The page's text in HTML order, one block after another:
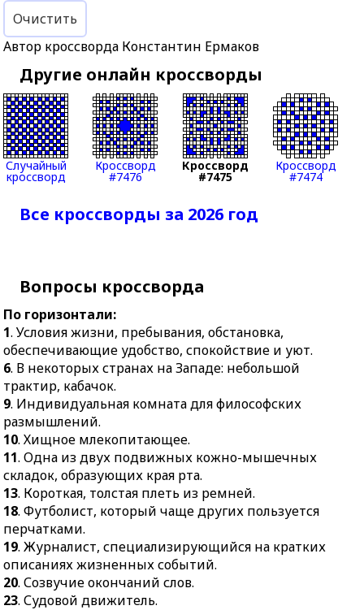
размышлений.
10.Хищное
млекопитающее.
11.Одна из двух
подвижных кожно-
мышечных складок,
образующих края рта.
13.Короткая, толстая
плеть из ремней.
чаще других пользуется
перчатками.
на кратких описаниях
жизненных событий.
20.Созвучие окончаний
слов.
23. Судовой движитель.
25.Живописное
изображение святых в
православии.
28.В старину: три
копейки.
29.Музыкальный
инструмент, род
кастаньет.
30.Выгода, польза.
31.Месяц шашлыков,
гроз и цветущих
прицепных машин,
7.Лицо,
непосредственно
голосующее на выборах
президента США.
8.Небольшой аэроплан с
двигателем малой
12.Выдумка с целью
14.Инертный газ без
15.Корабль, давший
громкий сигнал к
переменам.
Предмет посуды.
принадлежность.
21.Вещь, служащая
детям для развлечения,
развития.
22.Художественное
плетёных нитей.
23.
Очистить
Автор кроссворда Константин Ермаков
Другие онлайн кроссворды
Случайный
кроссворд
Кроссворд
#7476
Кроссворд
#7475
Кроссворд
#7474
Все кроссворды за 2026 год
Вопросы кроссворда
По горизонтали:
1. Условия жизни, пребывания, обстановка,
обеспечивающие удобство, спокойствие и уют.
6. В некоторых странах на Западе: небольшой
трактир, кабачок.
9. Индивидуальная комната для философских
размышлений.
10. Хищное млекопитающее.
11. Одна из двух подвижных кожно-мышечных
складок, образующих края рта.
13. Короткая, толстая плеть из ремней.
18. Футболист, который чаще других пользуется
перчатками.
19. Журналист, специализирующийся на кратких
описаниях жизненных событий.
20. Созвучие окончаний слов.
23. Судовой движитель.